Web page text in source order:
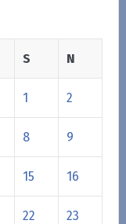
S N
1 2
8 9
15 16
22 23